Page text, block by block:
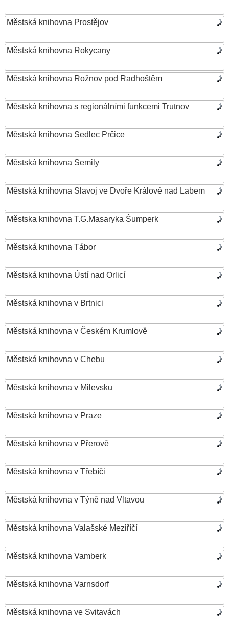
Městská knihovna Prostějov
Městská knihovna Rokycany
Městská knihovna Rožnov pod Radhoštěm
Městská knihovna s regionálními funkcemi Trutnov
Městská knihovna Sedlec Prčice
Městská knihovna Semily
Městská knihovna Slavoj ve Dvoře Králové nad Labem
Městska knihovna T.G.Masaryka Šumperk
Městská knihovna Tábor
Městská knihovna Ústí nad Orlicí
Městská knihovna v Brtnici
Městská knihovna v Českém Krumlově
Městská knihovna v Chebu
Městská knihovna v Milevsku
Městská knihovna v Praze
Městská knihovna v Přerově
Městská knihovna v Třebíči
Městská knihovna v Týně nad Vltavou
Městská knihovna Valašské Meziříčí
Městská knihovna Vamberk
Městská knihovna Varnsdorf
Městská knihovna ve Svitavách